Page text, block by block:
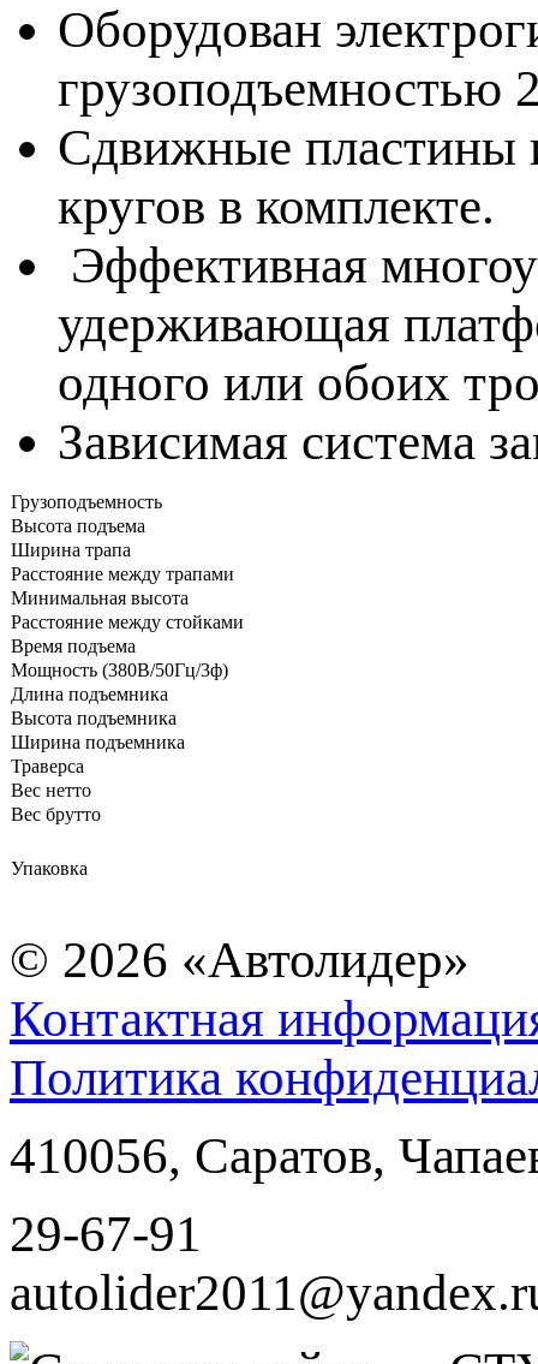
Оборудован
грузоподъемностью
Сдвижные пластины
кругов в комплекте.
Эффективная
удерживающая
одного или обоих
Зависимая система
Грузоподъемность
Высота подъема
Ширина трапа
Расстояние между трапами
Минимальная высота
Расстояние между стойками
Время подъема
Мощность (380В/50Гц/3ф)
Длина подъемника
Высота подъемника
Ширина подъемника
Траверса
Вес нетто
Вес брутто
Упаковка
© 2026 «Автолидер»
Контактная
Политика
410056, Саратов,
29-67-91